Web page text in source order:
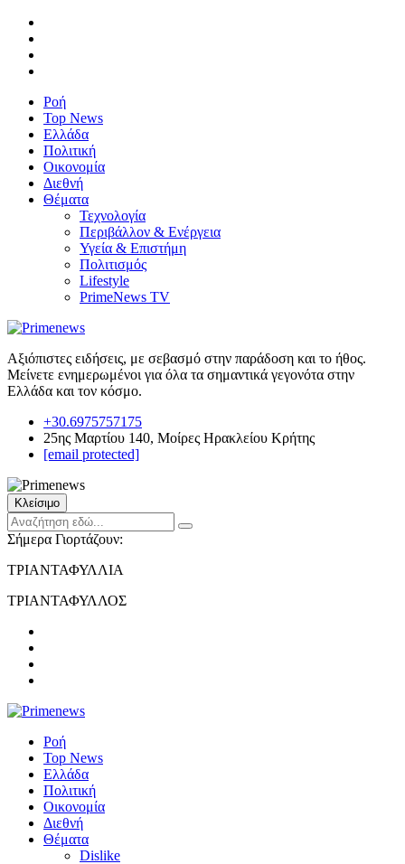
Ροή
Top News
Ελλάδα
Πολιτική
Οικονομία
Διεθνή
Θέματα
Τεχνολογία
Περιβάλλον & Ενέργεια
Υγεία & Επιστήμη
Πολιτισμός
Lifestyle
PrimeNews TV
Αξιόπιστες ειδήσεις, με σεβασμό στην παράδοση και το ήθος.
Μείνετε ενημερωμένοι για όλα τα σημαντικά γεγονότα στην
Ελλάδα και τον κόσμο.
+30.6975757175
25ης Μαρτίου 140, Μοίρες Ηρακλείου Κρήτης
[email protected]
Κλείσιμο
Σήμερα Γιορτάζουν:
ΤΡΙΑΝΤΑΦΥΛΛΙΑ
ΤΡΙΑΝΤΑΦΥΛΛΟΣ
Ροή
Top News
Ελλάδα
Πολιτική
Οικονομία
Διεθνή
Θέματα
Dislike